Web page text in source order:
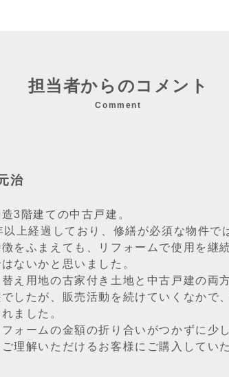
担当者からのコメント
Comment
治
3階建ての中古戸建。
上経過しており、修繕が必須な物件
をふまえても、リフォームで使用を継
ないかと思いました。
え用地の古家付き土地と中古戸建の両
したが、販売活動を続けていくなかで
ました。
ォームの金額の折り合いがつかずに少
理解いただけるお客様にご購入してい